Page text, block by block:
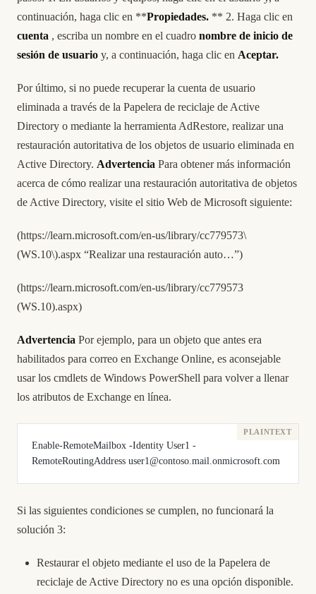
continuación, haga clic en **Propiedades. ** 2. Haga clic en
cuenta , escriba un nombre en el cuadro nombre de inicio de
sesión de usuario y, a continuación, haga clic en Aceptar.
Por último, si no puede recuperar la cuenta de usuario
eliminada a través de la Papelera de reciclaje de Active
Directory o mediante la herramienta AdRestore, realizar una
restauración autoritativa de los objetos de usuario eliminada en
Active Directory. Advertencia Para obtener más información
acerca de cómo realizar una restauración autoritativa de objetos
de Active Directory, visite el sitio Web de Microsoft siguiente:
(https://learn.microsoft.com/en-us/library/cc779573\
(WS.10\).aspx “Realizar una restauración auto…”)
(https://learn.microsoft.com/en-us/library/cc779573
(WS.10).aspx)
Advertencia Por ejemplo, para un objeto que antes era
habilitados para correo en Exchange Online, es aconsejable
usar los cmdlets de Windows PowerShell para volver a llenar
los atributos de Exchange en línea.
Enable-RemoteMailbox -Identity User1 -
RemoteRoutingAddress user1@contoso.mail.onmicrosoft.com
Si las siguientes condiciones se cumplen, no funcionará la
solución 3:
Restaurar el objeto mediante el uso de la Papelera de
reciclaje de Active Directory no es una opción disponible.